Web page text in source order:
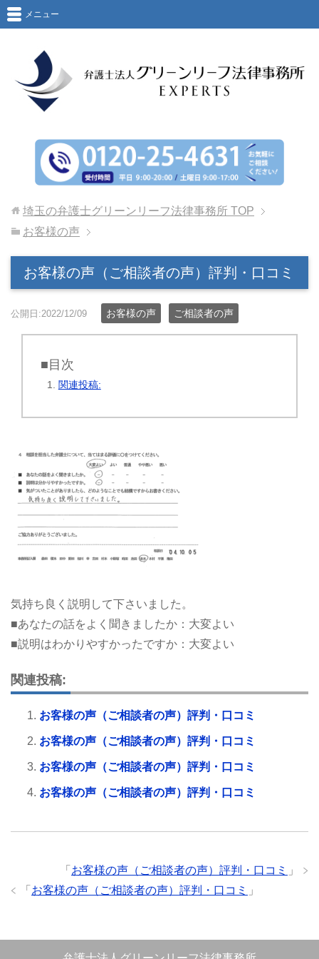
メニュー
埼玉の弁護士グリーンリーフ法律事務所 TOP
お客様の声
お客様の声（ご相談者の声）評判・口コミ
公開日:2022/12/09 お客様の声 ご相談者の声
■目次
関連投稿:
気持ち良く説明して下さいました。
■あなたの話をよく聞きましたか：大変よい
■説明はわかりやすかったですか：大変よい
関連投稿:
お客様の声（ご相談者の声）評判・口コミ
お客様の声（ご相談者の声）評判・口コミ
お客様の声（ご相談者の声）評判・口コミ
お客様の声（ご相談者の声）評判・口コミ
「 お客様の声（ご相談者の声）評判・口コミ
」
「 お客様の声（ご相談者の声）評判・口コミ 」